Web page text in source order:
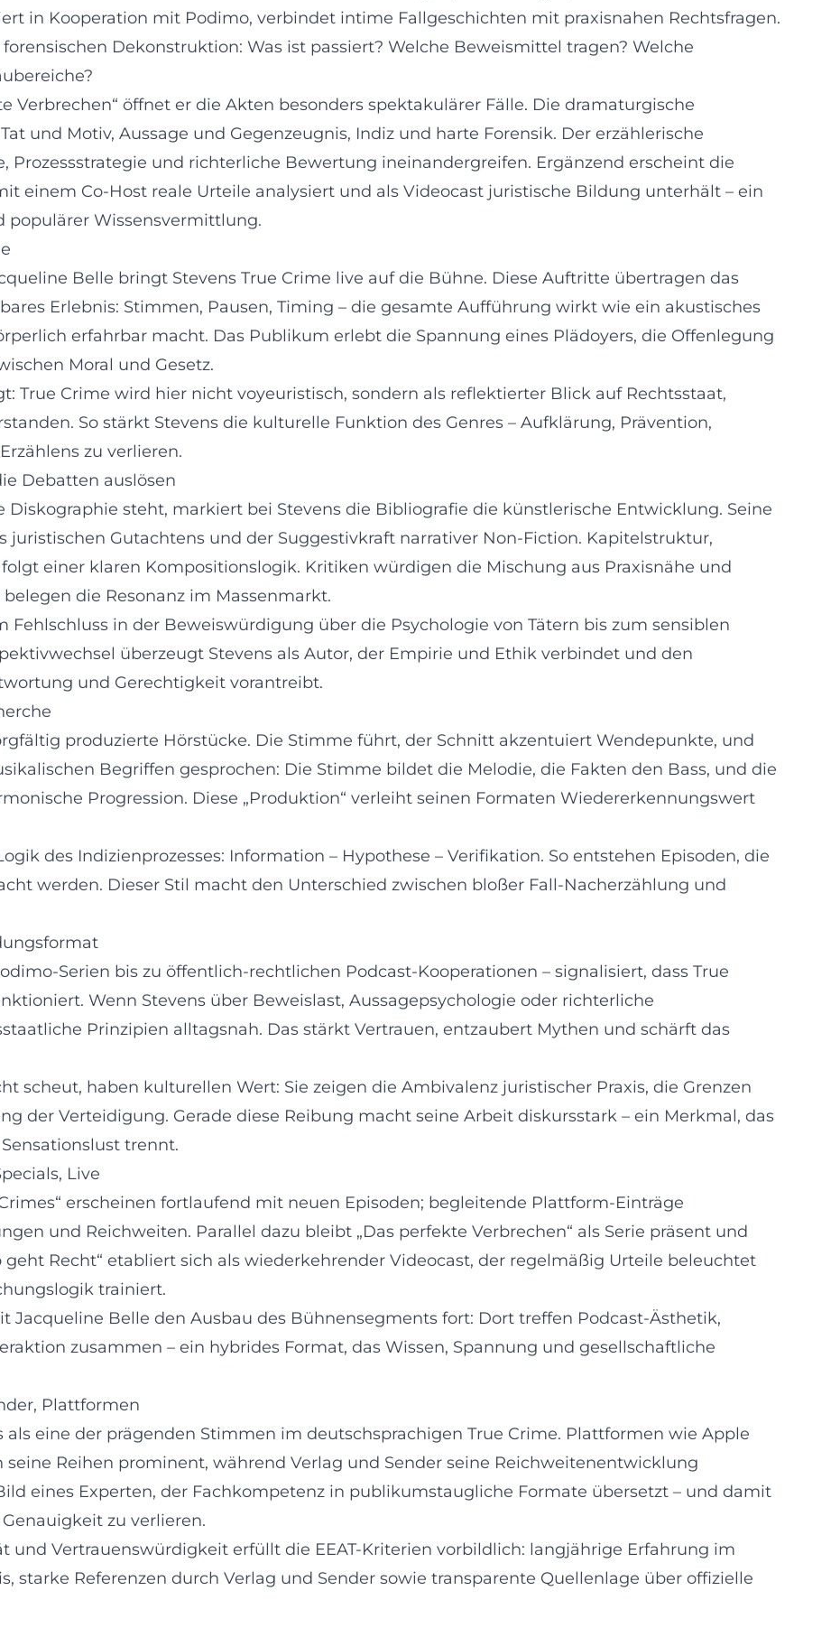
in Kooperation mit Podimo, verbindet intime Fallgeschichten mit praxisnahen Rechtsfragen.
Dekonstruktion: Was ist passiert? Welche Beweismittel tragen? Welche
Verbrechen“ öffnet er die Akten besonders spektakulärer Fälle. Die dramaturgische
und Motiv, Aussage und Gegenzeugnis, Indiz und harte Forensik. Der erzählerische
Prozessstrategie und richterliche Bewertung ineinandergreifen. Ergänzend erscheint die
einem Co-Host reale Urteile analysiert und als Videocast juristische Bildung unterhält – ein
populärer Wissensvermittlung.
Belle bringt Stevens True Crime live auf die Bühne. Diese Auftritte übertragen das
Erlebnis: Stimmen, Pausen, Timing – die gesamte Aufführung wirkt wie ein akustisches
erfahrbar macht. Das Publikum erlebt die Spannung eines Plädoyers, die Offenlegung
Moral und Gesetz.
True Crime wird hier nicht voyeuristisch, sondern als reflektierter Blick auf Rechtsstaat,
So stärkt Stevens die kulturelle Funktion des Genres – Aufklärung, Prävention,
zu verlieren.
Debatten auslösen
steht, markiert bei Stevens die Bibliografie die künstlerische Entwicklung. Seine
juristischen Gutachtens und der Suggestivkraft narrativer Non-Fiction. Kapitelstruktur,
einer klaren Kompositionslogik. Kritiken würdigen die Mischung aus Praxisnähe und
die Resonanz im Massenmarkt.
in der Beweiswürdigung über die Psychologie von Tätern bis zum sensiblen
überzeugt Stevens als Autor, der Empirie und Ethik verbindet und den
und Gerechtigkeit vorantreibt.
produzierte Hörstücke. Die Stimme führt, der Schnitt akzentuiert Wendepunkte, und
Begriffen gesprochen: Die Stimme bildet die Melodie, die Fakten den Bass, und die
Progression. Diese „Produktion“ verleiht seinen Formaten Wiedererkennungswert
des Indizienprozesses: Information – Hypothese – Verifikation. So entstehen Episoden, die
werden. Dieser Stil macht den Unterschied zwischen bloßer Fall-Nacherzählung und
Serien bis zu öffentlich-rechtlichen Podcast-Kooperationen – signalisiert, dass True
Wenn Stevens über Beweislast, Aussagepsychologie oder richterliche
Prinzipien alltagsnah. Das stärkt Vertrauen, entzaubert Mythen und schärft das
scheut, haben kulturellen Wert: Sie zeigen die Ambivalenz juristischer Praxis, die Grenzen
der Verteidigung. Gerade diese Reibung macht seine Arbeit diskursstark – ein Merkmal, das
trennt.
Live
erscheinen fortlaufend mit neuen Episoden; begleitende Plattform-Einträge
und Reichweiten. Parallel dazu bleibt „Das perfekte Verbrechen“ als Serie präsent und
Recht“ etabliert sich als wiederkehrender Videocast, der regelmäßig Urteile beleuchtet
trainiert.
Jacqueline Belle den Ausbau des Bühnensegments fort: Dort treffen Podcast-Ästhetik,
zusammen – ein hybrides Format, das Wissen, Spannung und gesellschaftliche
Plattformen
eine der prägenden Stimmen im deutschsprachigen True Crime. Plattformen wie Apple
seine Reihen prominent, während Verlag und Sender seine Reichweitenentwicklung
eines Experten, der Fachkompetenz in publikumstaugliche Formate übersetzt – und damit
zu verlieren.
und Vertrauenswürdigkeit erfüllt die EEAT-Kriterien vorbildlich: langjährige Erfahrung im
starke Referenzen durch Verlag und Sender sowie transparente Quellenlage über offizielle